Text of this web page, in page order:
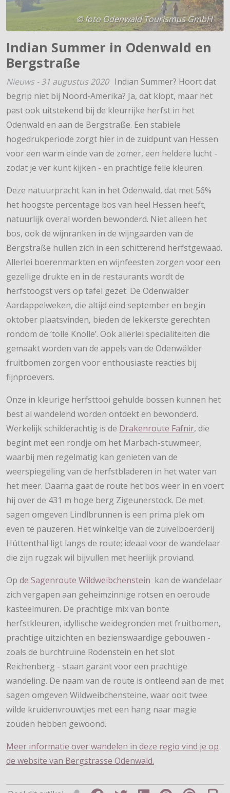
© foto Odenwald Tourismus GmbH
Indian Summer in Odenwald en
Bergstraße
Nieuws -31 augustus 2020 Indian Summer? Hoort dat
begrip niet bij Noord-Amerika? Ja, dat klopt, maar het
past ook uitstekend bij de kleurrijke herfst in het
Odenwald en aan de Bergstraße. Een stabiele
hogedrukperiode zorgt hier in de zuidpunt van Hessen
voor een warm einde van de zomer, een heldere lucht -
zodat je ver kunt kijken - en prachtige felle kleuren.
Deze natuurpracht kan in het Odenwald, dat met 56%
het hoogste percentage bos van heel Hessen heeft,
natuurlijk overal worden bewonderd. Niet alleen het
bos, ook de wijnranken in de wijngaarden van de
Bergstraße hullen zich in een schitterend herfstgewaad.
Allerlei boerenmarkten en wijnfeesten zorgen voor een
gezellige drukte en in de restaurants wordt de
herfstoogst vers op tafel gezet. De Odenwälder
Aardappelweken, die altijd eind september en begin
oktober plaatsvinden, bieden de lekkerste gerechten
rondom de ‘tolle Knolle’. Ook allerlei specialiteiten die
gemaakt worden van de appels van de Odenwälder
fruitbomen zorgen voor enthousiaste reacties bij
fijnproevers.
Onze in kleurige herfsttooi gehulde bossen kunnen het
best al wandelend worden ontdekt en bewonderd.
Werkelijk schilderachtig is de Drakenroute Fafnir, die
begint met een rondje om het Marbach-stuwmeer,
waarbij men regelmatig kan genieten van de
weerspiegeling van de herfstbladeren in het water van
het meer. Daarna gaat de route het bos weer in en voert
hij over de 431 m hoge berg Zigeunerstock. De met
sagen omgeven Lindlbrunnen is een prima plek om
even te pauzeren. Het winkeltje van de zuivelboerderij
Hüttenthal ligt langs de route; ideaal voor de wandelaar
die zijn rugzak wil bijvullen met heerlijk proviand.
Op de Sagenroute Wildweibchenstein kan de wandelaar
zich vergapen aan geheimzinnige rotsen en oeroude
kasteelmuren. De prachtige mix van bonte
herfstkleuren, idyllische weidegronden met fruitbomen,
prachtige uitzichten en bezienswaardige gebouwen -
zoals de burchtruïne Rodenstein en het slot
Reichenberg - staan garant voor een prachtige
wandeling. De naam van de route is ontleend aan de met
sagen omgeven Wildweibchensteine, waar ooit twee
wilde kruidenvrouwtjes met een hang naar magie
zouden hebben gewoond.
Meer informatie over wandelen in deze regio vind je op
de website van Bergstrasse Odenwald.